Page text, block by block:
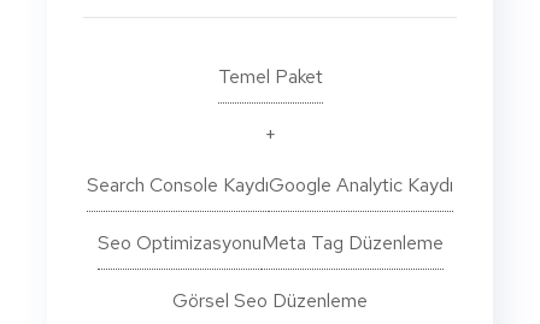
Temel Paket
+
Search Console KaydıGoogle Analytic Kaydı
Seo OptimizasyonuMeta Tag Düzenleme
Görsel Seo Düzenleme